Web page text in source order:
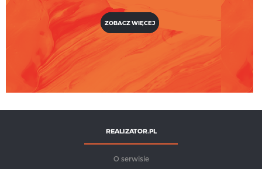
ZOBACZ WIĘCEJ
REALIZATOR.PL
O serwisie